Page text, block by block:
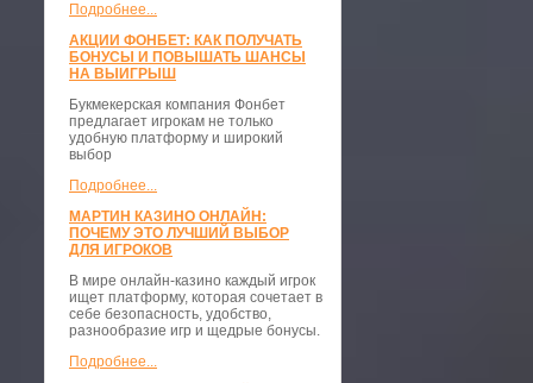
Подробнее...
АКЦИИ ФОНБЕТ: КАК ПОЛУЧАТЬ
БОНУСЫ И ПОВЫШАТЬ ШАНСЫ
НА ВЫИГРЫШ
Букмекерская компания Фонбет
предлагает игрокам не только
удобную платформу и широкий
выбор
Подробнее...
МАРТИН КАЗИНО ОНЛАЙН:
ПОЧЕМУ ЭТО ЛУЧШИЙ ВЫБОР
ДЛЯ ИГРОКОВ
В мире онлайн-казино каждый игрок
ищет платформу, которая сочетает в
себе безопасность, удобство,
разнообразие игр и щедрые бонусы.
Подробнее...